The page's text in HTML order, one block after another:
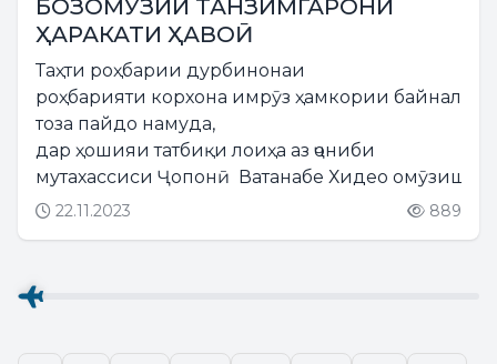
БОЗОМӮЗИИ ТАНЗИМГАРОНИ
ҲАРАКАТИ ҲАВОӢ
Таҳти роҳбарии дурбинонаи
роҳбарияти корхона имрӯз ҳамкории
тоза пайдо намуда,
дар ҳошияи татбиқи лоиҳа аз ҷониби
мутахассиси Ҷопонӣ Ватанабе Хидео омӯзиши
22.11.2023 889